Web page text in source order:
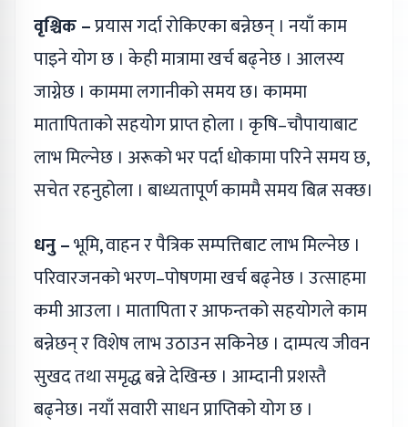
वृश्चिक –प्रयास गर्दा रोकिएका बन्नेछन् । नयाँ काम
पाइने योग छ । केही मात्रामा खर्च बढ्नेछ । आलस्य
जाग्नेछ । काममा लगानीको समय छ। काममा
मातापिताको सहयोग प्राप्त होला । कृषि–चौपायाबाट
लाभ मिल्नेछ । अरूको भर पर्दा धोकामा परिने समय छ,
सचेत रहनुहोला । बाध्यतापूर्ण काममै समय बित्न सक्छ।
धनु –भूमि, वाहन र पैत्रिक सम्पत्तिबाट लाभ मिल्नेछ ।
परिवारजनको भरण–पोषणमा खर्च बढ्नेछ । उत्साहमा
कमी आउला । मातापिता र आफन्तको सहयोगले काम
बन्नेछन् र विशेष लाभ उठाउन सकिनेछ । दाम्पत्य जीवन
सुखद तथा समृद्ध बन्ने देखिन्छ । आम्दानी प्रशस्तै
बढ्नेछ। नयाँ सवारी साधन प्राप्तिको योग छ ।